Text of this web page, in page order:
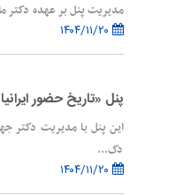
مدیریت پنل بر عهده دکتر
پنل «تاریخ حضور
این پنل با مدیریت دکتر
دک...